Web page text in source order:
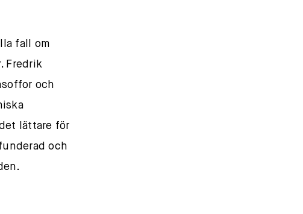
fall om
Fredrik
och
lättare för
och